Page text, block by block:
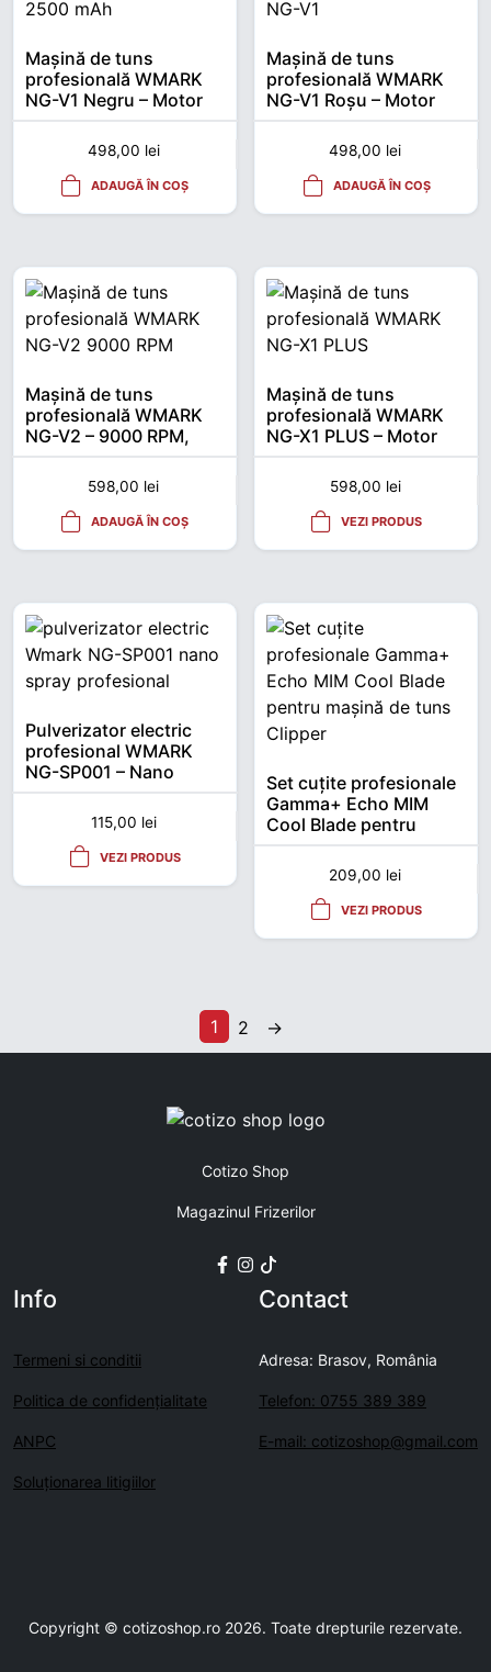
Mașină de tuns
profesională WMARK
NG-V1 Negru – Motor
brushless, 2500 mAh
498,00 lei
ADAUGĂ ÎN COȘ
Mașină de tuns
profesională WMARK
NG-V1 Roșu – Motor
brushless, 2500 mAh
498,00 lei
ADAUGĂ ÎN COȘ
Mașină de tuns
profesională WMARK
NG-V2 – 9000 RPM,
motor brushless,
autonomie 200 min
598,00 lei
ADAUGĂ ÎN COȘ
Mașină de tuns
profesională WMARK
NG-X1 PLUS – Motor
10.000 RPM, lamă DLC,
autonomie 200 min,
598,00 lei
VEZI PRODUS
Pulverizator electric
profesional WMARK
NG-SP001 – Nano
Spray
115,00 lei
VEZI PRODUS
Set cuțite profesionale
Gamma+ Echo MIM
Cool Blade pentru
mașină de tuns Clipper
209,00 lei
VEZI PRODUS
1 2 →
Cotizo Shop
Magazinul Frizerilor
Info
Termeni si conditii
Politica de confidenţialitate
ANPC
Soluționarea litigiilor
Contact
Adresa: Brasov, România
Telefon: 0755 389 389
E-mail: cotizoshop@gmail.com
Copyright © cotizoshop.ro 2026. Toate drepturile rezervate.